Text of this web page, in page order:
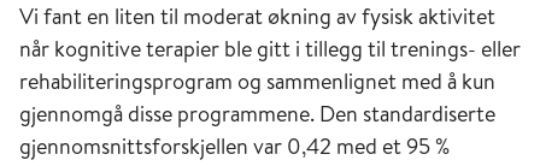
Vi fant en liten til moderat økning av fysisk aktivitet
når kognitive terapier ble gitt i tillegg til trenings- eller
rehabiliteringsprogram og sammenlignet med å kun
gjennomgå disse programmene. Den standardiserte
gjennomsnittsforskjellen var 0,42 med et 95 %